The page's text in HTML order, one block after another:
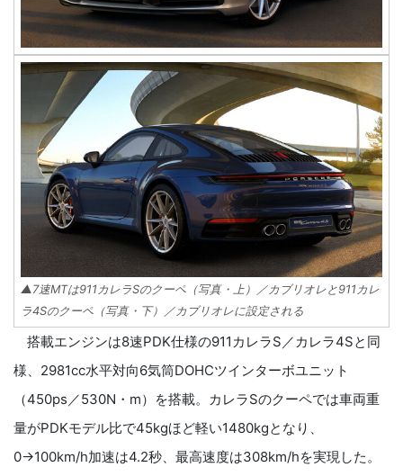
▲7速MTは911カレラSのクーペ（写真・上）／カブリオレと911カレ
ラ4Sのクーペ（写真・下）／カブリオレに設定される
搭載エンジンは8速PDK仕様の911カレラS／カレラ4Sと同
様、2981cc水平対向6気筒DOHCツインターボユニット
（450ps／530N・m）を搭載。カレラSのクーペでは車両重
量がPDKモデル比で45kgほど軽い1480kgとなり、
0→100km/h加速は4.2秒、最高速度は308km/hを実現した。